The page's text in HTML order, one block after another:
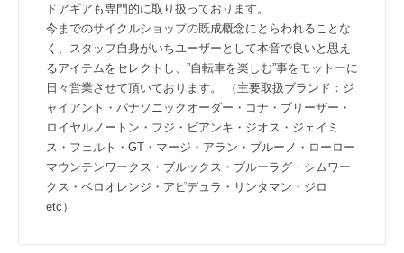
ドアギアも専門的に取り扱っております。
今までのサイクルショップの既成概念にとらわれることな
く、スタッフ自身がいちユーザーとして本音で良いと思え
るアイテムをセレクトし、”自転車を楽しむ”事をモットーに
日々営業させて頂いております。 （主要取扱ブランド：ジ
ャイアント・パナソニックオーダー・コナ・ブリーザー・
ロイヤルノートン・フジ・ビアンキ・ジオス・ジェイミ
ス・フェルト・GT・マージ・アラン・ブルーノ・ローロー
マウンテンワークス・ブルックス・ブルーラグ・シムワー
クス・ベロオレンジ・アピデュラ・リンタマン・ジロ
etc）